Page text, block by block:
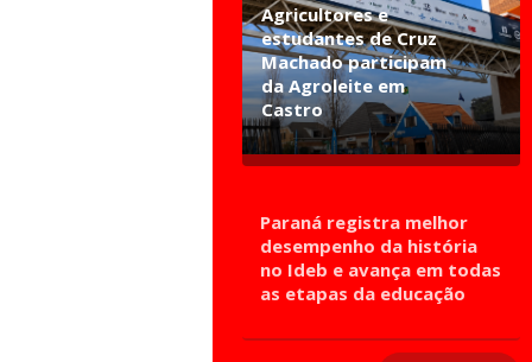
Agricultores e
estudantes de Cruz
Machado participam
da Agroleite em
Castro
Paraná registra melhor
desempenho da história
no Ideb e avança em todas
as etapas da educação